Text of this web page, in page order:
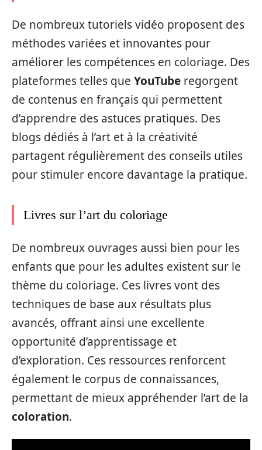
De nombreux tutoriels vidéo proposent des
méthodes variées et innovantes pour
améliorer les compétences en coloriage. Des
plateformes telles que YouTube regorgent
de contenus en français qui permettent
d’apprendre des astuces pratiques. Des
blogs dédiés à l’art et à la créativité
partagent régulièrement des conseils utiles
pour stimuler encore davantage la pratique.
Livres sur l’art du coloriage
De nombreux ouvrages aussi bien pour les
enfants que pour les adultes existent sur le
thème du coloriage. Ces livres vont des
techniques de base aux résultats plus
avancés, offrant ainsi une excellente
opportunité d’apprentissage et
d’exploration. Ces ressources renforcent
également le corpus de connaissances,
permettant de mieux appréhender l’art de la
coloration.